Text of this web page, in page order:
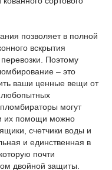
позволяет в полной
вскрытия
Поэтому
– это
ваши ценные вещи от
любопытных
могут
их помощи можно
счетчики воды и
и единственная в
почти
двойной защиты.